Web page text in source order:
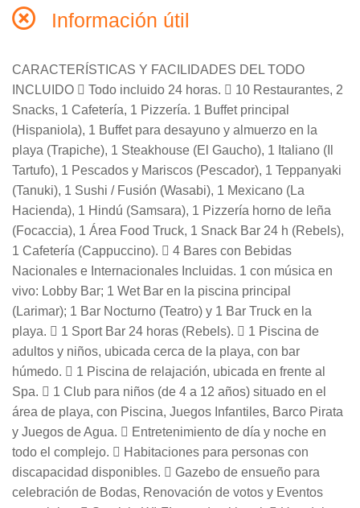
Información útil
CARACTERÍSTICAS Y FACILIDADES DEL TODO
INCLUIDO  Todo incluido 24 horas.  10 Restaurantes, 2
Snacks, 1 Cafetería, 1 Pizzería. 1 Buffet principal
(Hispaniola), 1 Buffet para desayuno y almuerzo en la
playa (Trapiche), 1 Steakhouse (El Gaucho), 1 Italiano (Il
Tartufo), 1 Pescados y Mariscos (Pescador), 1 Teppanyaki
(Tanuki), 1 Sushi / Fusión (Wasabi), 1 Mexicano (La
Hacienda), 1 Hindú (Samsara), 1 Pizzería horno de leña
(Focaccia), 1 Área Food Truck, 1 Snack Bar 24 h (Rebels),
1 Cafetería (Cappuccino).  4 Bares con Bebidas
Nacionales e Internacionales Incluidas. 1 con música en
vivo: Lobby Bar; 1 Wet Bar en la piscina principal
(Larimar); 1 Bar Nocturno (Teatro) y 1 Bar Truck en la
playa.  1 Sport Bar 24 horas (Rebels).  1 Piscina de
adultos y niños, ubicada cerca de la playa, con bar
húmedo.  1 Piscina de relajación, ubicada en frente al
Spa.  1 Club para niños (de 4 a 12 años) situado en el
área de playa, con Piscina, Juegos Infantiles, Barco Pirata
y Juegos de Agua.  Entretenimiento de día y noche en
todo el complejo.  Habitaciones para personas con
discapacidad disponibles.  Gazebo de ensueño para
celebración de Bodas, Renovación de votos y Eventos